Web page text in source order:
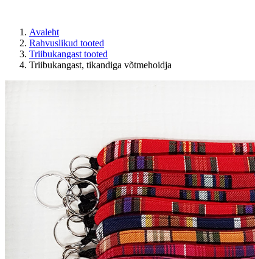
Avaleht
Rahvuslikud tooted
Triibukangast tooted
Triibukangast, tikandiga võtmehoidja